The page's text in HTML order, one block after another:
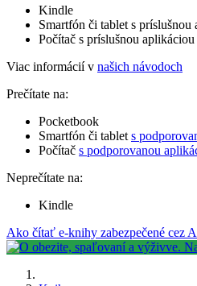
Kindle
Smartfón či tablet s príslušnou
Počítač s príslušnou aplikáciou
Viac informácií v našich návodoch
Prečítate na:
Pocketbook
Smartfón či tablet s
Počítač s podporovanou
Neprečítate na:
Kindle
Ako čítať e-knihy zabezpečené cez